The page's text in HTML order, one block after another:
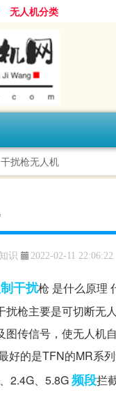
无人机分类
干扰枪无人机
识 2022-02-11 22:06:22
干扰枪 是什么原理
扰枪主要是可切断无
图传信号，使无人机
好的是TFN的MR系
2.4G、5.8G频段拦